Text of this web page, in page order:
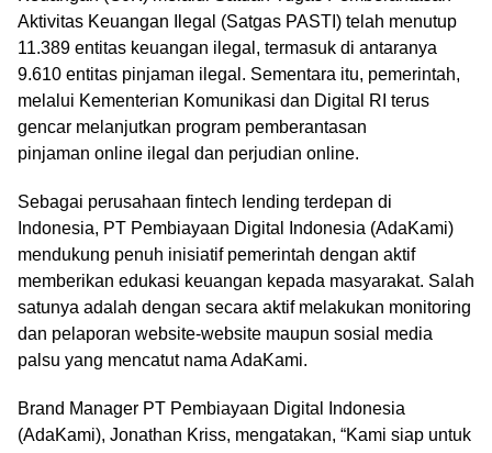
Aktivitas Keuangan Ilegal (Satgas PASTI) telah menutup
11.389 entitas keuangan ilegal, termasuk di antaranya
9.610 entitas pinjaman ilegal. Sementara itu, pemerintah,
melalui Kementerian Komunikasi dan Digital RI terus
gencar melanjutkan program pemberantasan
pinjaman online ilegal dan perjudian online.
Sebagai perusahaan fintech lending terdepan di
Indonesia, PT Pembiayaan Digital Indonesia (AdaKami)
mendukung penuh inisiatif pemerintah dengan aktif
memberikan edukasi keuangan kepada masyarakat. Salah
satunya adalah dengan secara aktif melakukan monitoring
dan pelaporan website-website maupun sosial media
palsu yang mencatut nama AdaKami.
Brand Manager PT Pembiayaan Digital Indonesia
(AdaKami), Jonathan Kriss, mengatakan, “Kami siap untuk